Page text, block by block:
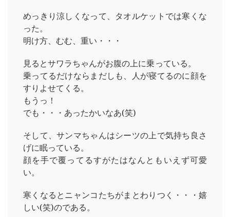
めっきり涼しくなって、タオルケットでは寒くな
った。
明け方、むむ、重い・・・
見るとサワラちゃんがお腹の上に乗っている。
乗ってるだけならまだしも、人が寝てるのに顔を
すりよせてくる。
もうっ！
でも・・・あったかいなあ(笑)
そして、サンマちゃんはシーツの上で気持ち良さ
げに眠っている。
顔を手で覆ってるすがたはなんともいえず可愛
い。
寒くなるとニャンコたちがまとわりつく・・・嬉
しい(笑)のである。